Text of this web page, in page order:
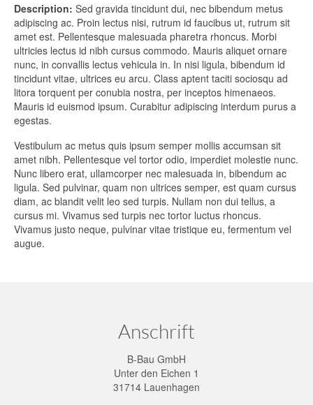
Jobs
Stellenangebote
Jetzt bewerben
Über uns
Kontakt
Description: Sed gravida tincidunt dui, nec bibendum metus
adipiscing ac. Proin lectus nisi, rutrum id faucibus ut, rutrum sit
amet est. Pellentesque malesuada pharetra rhoncus. Morbi
ultricies lectus id nibh cursus commodo. Mauris aliquet ornare
nunc, in convallis lectus vehicula in. In nisi ligula, bibendum id
tincidunt vitae, ultrices eu arcu. Class aptent taciti sociosqu ad
litora torquent per conubia nostra, per inceptos himenaeos.
Mauris id euismod ipsum. Curabitur adipiscing interdum purus a
egestas.
Vestibulum ac metus quis ipsum semper mollis accumsan sit
amet nibh. Pellentesque vel tortor odio, imperdiet molestie nunc.
Nunc libero erat, ullamcorper nec malesuada in, bibendum ac
ligula. Sed pulvinar, quam non ultrices semper, est quam cursus
diam, ac blandit velit leo sed turpis. Nullam non dui tellus, a
cursus mi. Vivamus sed turpis nec tortor luctus rhoncus.
Vivamus justo neque, pulvinar vitae tristique eu, fermentum vel
augue.
Anschrift
B-Bau GmbH
Unter den Eichen 1
31714 Lauenhagen